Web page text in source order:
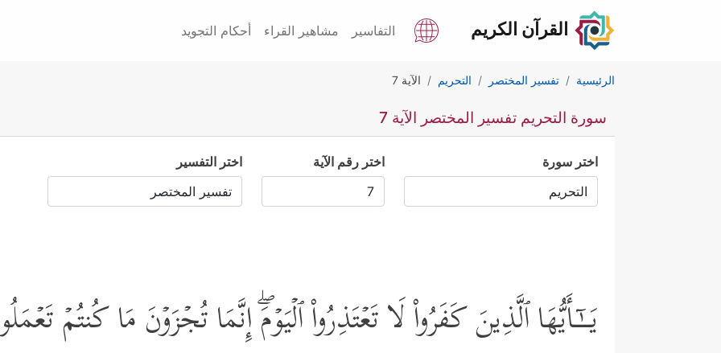
القرآن الكريم التفاسير مشاهير القراء أحكام التجويد
الرئيسية تفسير المختصر التحريم الآية 7
سورة التحريم تفسير المختصر الآية 7
اختر سورة اختر رقم الآية اختر التفسير
یَــٰۤـأَیُّهَا ٱلَّذِینَ كَفَرُواْ لَا تَعۡتَذِرُواْ ٱلۡیَوۡمَۖ إِنَّمَا تُجۡزَوۡنَ مَا كُنتُمۡ